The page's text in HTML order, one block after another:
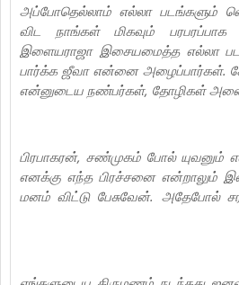
அப்போதெல்லாம் எல்லா படங்களும்
விட நாங்கள் மிகவும்
இளையராஜா இசையமைத்த எல்லா
பார்க்க ஜீவா என்னை அழைப்பார்கள்.
என்னுடைய நண்பர்கள், தோழிகள்
பிரபாகரன், சண்முகம் போல் யுவனும்
எனக்கு எந்த பிரச்சனை என்றாலும்
மனம் விட்டு பேசுவேன். அதேபோல்